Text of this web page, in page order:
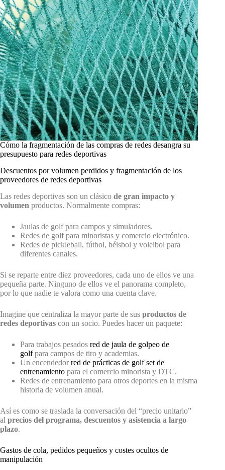
Cómo la fragmentación de las compras de redes desangra su
presupuesto para redes deportivas
Descuentos por volumen perdidos y fragmentación de los
proveedores de redes deportivas
Las redes deportivas son un clásico de gran impacto y
volumen productos. Normalmente compras:
Jaulas de golf para campos y simuladores.
Redes de golf para minoristas y comercio electrónico.
Redes de pickleball, fútbol, béisbol y voleibol para
diferentes canales.
Si se reparte entre diez proveedores, cada uno de ellos ve una
pequeña parte. Ninguno de ellos ve el panorama completo,
por lo que nadie te valora como una cuenta clave.
Imagine que centraliza la mayor parte de sus productos de
redes deportivas con un socio. Puedes hacer un paquete:
Para trabajos pesados red de jaula de golpeo de
golfpara campos de tiro y academias.
Un encendedorred de prácticas de golf set de
entrenamiento para el comercio minorista y DTC.
Redes de entrenamiento para otros deportes en la misma
historia de volumen anual.
Así es como se traslada la conversación del “precio unitario”
al precios del programa, descuentos y asistencia a largo
plazo.
Gastos de cola, pedidos pequeños y costes ocultos de
manipulación